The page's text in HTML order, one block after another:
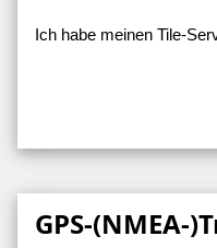
Ich habe meinen Tile-
GPS-(NMEA-